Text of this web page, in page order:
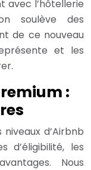
avec l’hôtellerie
soulève des
de ce nouveau
et les
:
d’Airbnb
d’éligibilité, les
Nous